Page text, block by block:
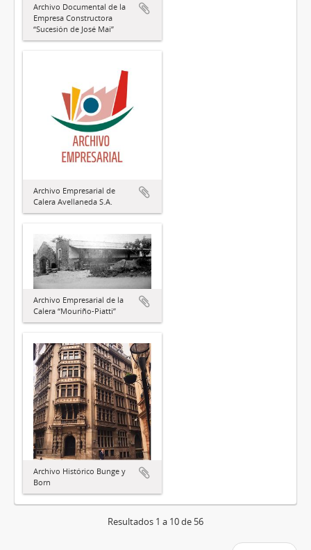
Archivo Documental de la
Empresa Constructora
“Sucesión de José Mai”
Archivo Empresarial de
Calera Avellaneda S.A.
Archivo Empresarial de la
Calera “Mouriño-Piatti”
Archivo Histórico Bunge y
Born
Resultados 1 a 10 de 56